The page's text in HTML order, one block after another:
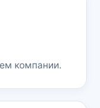
компании.